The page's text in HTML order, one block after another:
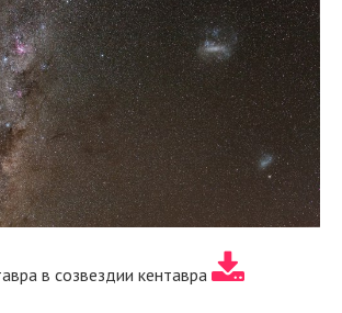
в созвездии кентавра